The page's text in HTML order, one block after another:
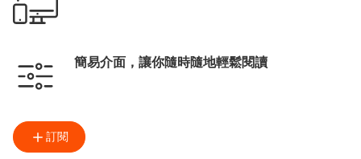
簡易介面，讓你隨時隨地輕鬆閱讀
訂閱